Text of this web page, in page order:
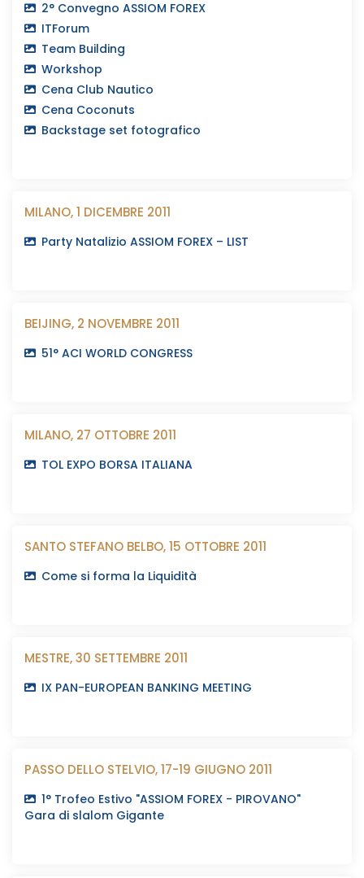
2° Convegno ASSIOM FOREX
ITForum
Team Building
Workshop
Cena Club Nautico
Cena Coconuts
Backstage set fotografico
MILANO, 1 DICEMBRE 2011
Party Natalizio ASSIOM FOREX – LIST
BEIJING, 2 NOVEMBRE 2011
51° ACI WORLD CONGRESS
MILANO, 27 OTTOBRE 2011
TOL EXPO BORSA ITALIANA
SANTO STEFANO BELBO, 15 OTTOBRE 2011
Come si forma la Liquidità
MESTRE, 30 SETTEMBRE 2011
IX PAN-EUROPEAN BANKING MEETING
PASSO DELLO STELVIO, 17-19 GIUGNO 2011
1° Trofeo Estivo "ASSIOM FOREX - PIROVANO"
Gara di slalom Gigante